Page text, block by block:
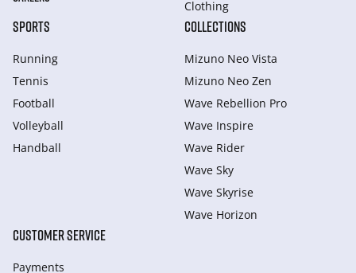
Clothing
SPORTS
Running
Tennis
Football
Volleyball
Handball
COLLECTIONS
Mizuno Neo Vista
Mizuno Neo Zen
Wave Rebellion Pro
Wave Inspire
Wave Rider
Wave Sky
Wave Skyrise
Wave Horizon
CUSTOMER SERVICE
Payments